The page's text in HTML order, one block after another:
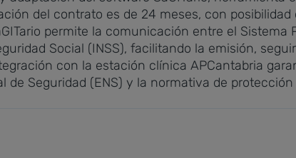
del contrato es de 24 meses, con posibilidad
permite la comunicación entre el Sistema
Social (INSS), facilitando la emisión,
con la estación clínica APCantabria
Seguridad (ENS) y la normativa de protección